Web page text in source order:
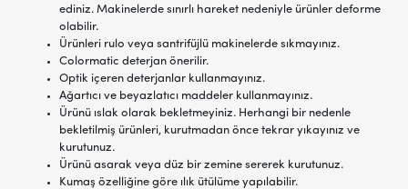
ediniz. Makinelerde sınırlı hareket nedeniyle ürünler deforme
olabilir.
Ürünleri rulo veya santrifüjlü makinelerde sıkmayınız.
Colormatic deterjan önerilir.
Optik içeren deterjanlar kullanmayınız.
Ağartıcı ve beyazlatıcı maddeler kullanmayınız.
Ürünü ıslak olarak bekletmeyiniz. Herhangi bir nedenle
bekletilmiş ürünleri, kurutmadan önce tekrar yıkayınız ve
kurutunuz.
Ürünü asarak veya düz bir zemine sererek kurutunuz.
Kumaş özelliğine göre ılık ütülüme yapılabilir.